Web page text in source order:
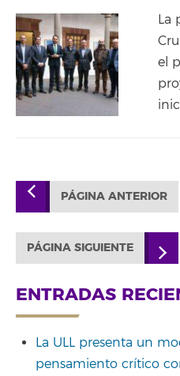
La
el
PÁGINA ANTERIOR
PÁGINA SIGUIENTE
ENTRADAS
La ULL presenta un
pensamiento crítico